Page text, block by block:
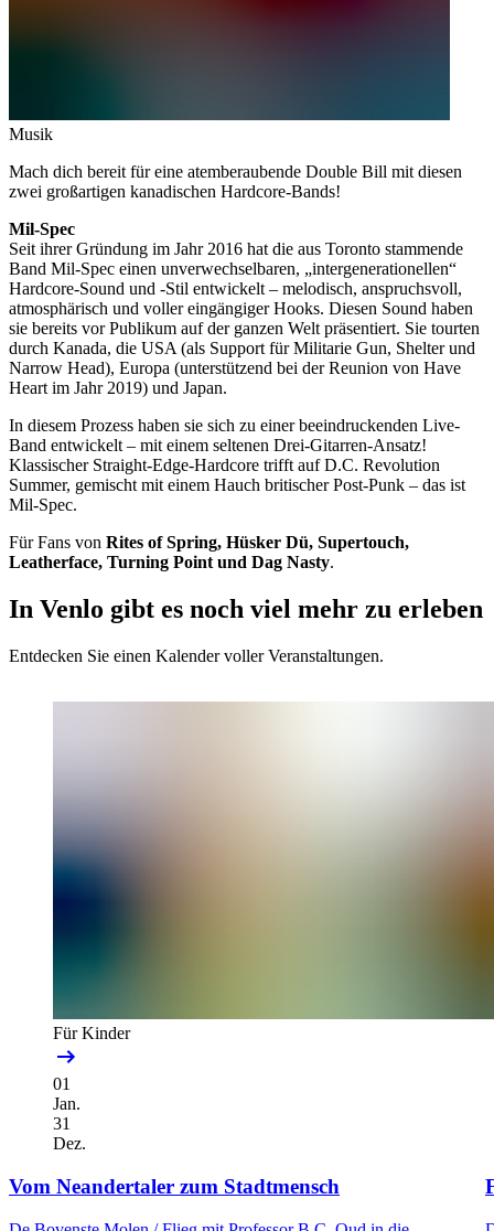
Musik
Mach dich bereit für eine atemberaubende Double Bill mit diesen
zwei großartigen kanadischen Hardcore-Bands!
Mil-Spec
Seit ihrer Gründung im Jahr 2016 hat die aus Toronto stammende
Band Mil-Spec einen unverwechselbaren, „intergenerationellen“
Hardcore-Sound und -Stil entwickelt – melodisch, anspruchsvoll,
atmosphärisch und voller eingängiger Hooks. Diesen Sound haben
sie bereits vor Publikum auf der ganzen Welt präsentiert. Sie tourten
durch Kanada, die USA (als Support für Militarie Gun, Shelter und
Narrow Head), Europa (unterstützend bei der Reunion von Have
Heart im Jahr 2019) und Japan.
In diesem Prozess haben sie sich zu einer beeindruckenden Live-
Band entwickelt – mit einem seltenen Drei-Gitarren-Ansatz!
Klassischer Straight-Edge-Hardcore trifft auf D.C. Revolution
Summer, gemischt mit einem Hauch britischer Post-Punk – das ist
Mil-Spec.
Für Fans von Rites of Spring, Hüsker Dü, Supertouch,
Leatherface, Turning Point und Dag Nasty.
In Venlo gibt es noch viel mehr zu erleben
Entdecken Sie einen Kalender voller Veranstaltungen.
Für Kinder
01
Jan.
31
Dez.
Vom Neandertaler zum Stadtmensch